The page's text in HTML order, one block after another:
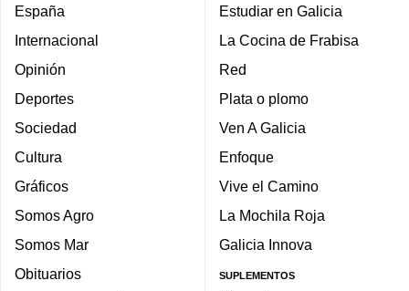
España
Internacional
Opinión
Deportes
Sociedad
Cultura
Gráficos
Somos Agro
Somos Mar
Obituarios
Estudiar en Galicia
La Cocina de Frabisa
Red
Plata o plomo
Ven A Galicia
Enfoque
Vive el Camino
La Mochila Roja
Galicia Innova
SUPLEMENTOS